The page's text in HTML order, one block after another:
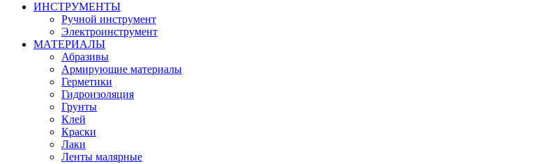
ИНСТРУМЕНТЫ
Ручной инструмент
Электроинструмент
МАТЕРИАЛЫ
Абразивы
Армирующие материалы
Герметики
Гидроизоляция
Грунты
Клей
Краски
Лаки
Ленты малярные